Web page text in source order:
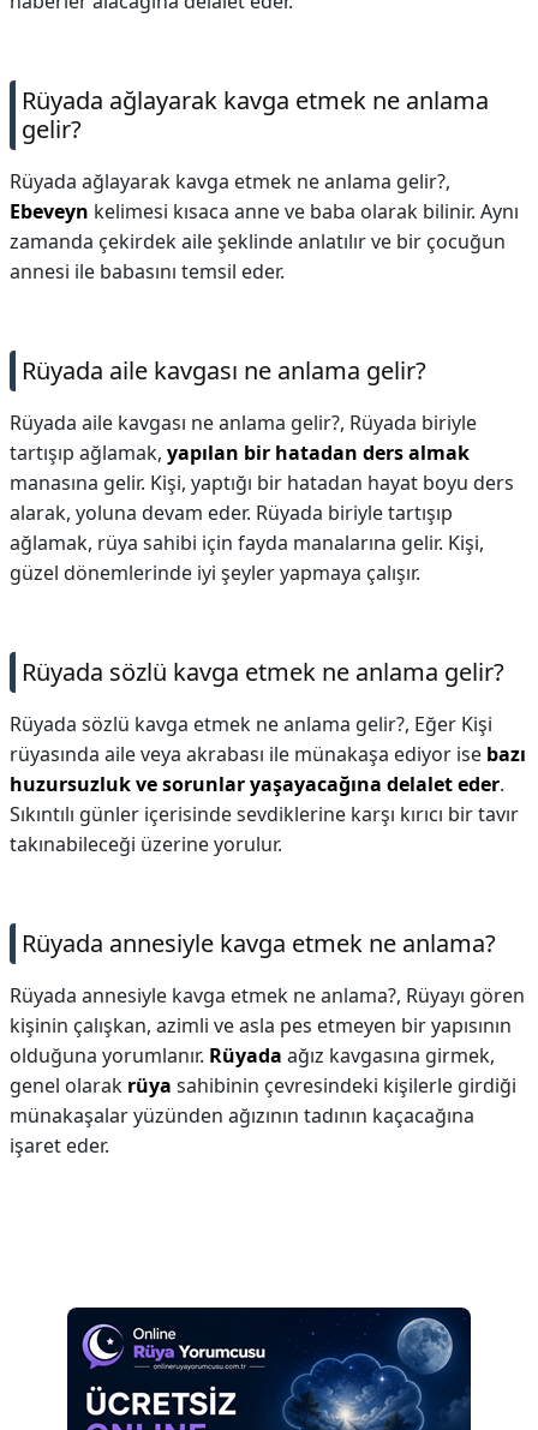
Rüyada ağlayarak kavga etmek ne anlama
gelir?
Rüyada ağlayarak kavga etmek ne anlama gelir?,
Ebeveyn kelimesi kısaca anne ve baba olarak bilinir. Aynı
zamanda çekirdek aile şeklinde anlatılır ve bir çocuğun
annesi ile babasını temsil eder.
Rüyada aile kavgası ne anlama gelir?
Rüyada aile kavgası ne anlama gelir?, Rüyada biriyle
tartışıp ağlamak, yapılan bir hatadan ders almak
manasına gelir. Kişi, yaptığı bir hatadan hayat boyu ders
alarak, yoluna devam eder. Rüyada biriyle tartışıp
ağlamak, rüya sahibi için fayda manalarına gelir. Kişi,
güzel dönemlerinde iyi şeyler yapmaya çalışır.
Rüyada sözlü kavga etmek ne anlama gelir?
Rüyada sözlü kavga etmek ne anlama gelir?, Eğer Kişi
rüyasında aile veya akrabası ile münakaşa ediyor ise bazı
huzursuzluk ve sorunlar yaşayacağına delalet eder.
Sıkıntılı günler içerisinde sevdiklerine karşı kırıcı bir tavır
takınabileceği üzerine yorulur.
Rüyada annesiyle kavga etmek ne anlama?
Rüyada annesiyle kavga etmek ne anlama?, Rüyayı gören
kişinin çalışkan, azimli ve asla pes etmeyen bir yapısının
olduğuna yorumlanır. Rüyada ağız kavgasına girmek,
genel olarak rüya sahibinin çevresindeki kişilerle girdiği
münakaşalar yüzünden ağızının tadının kaçacağına
işaret eder.